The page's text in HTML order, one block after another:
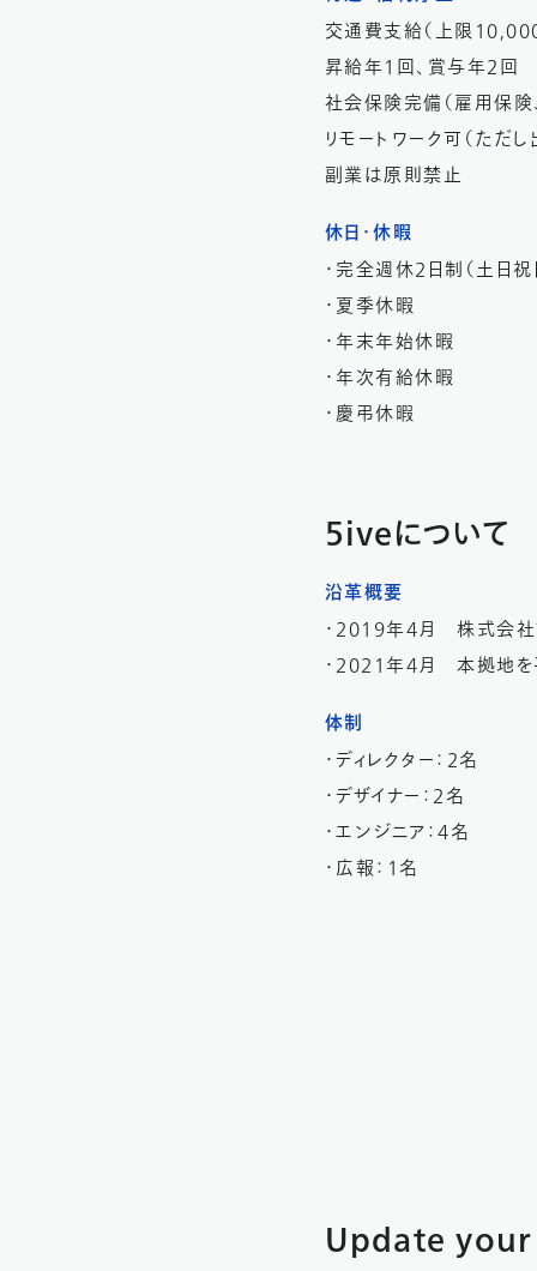
交通費支給（上限
昇給年1回、賞与年2回
社会保険完備（雇用保険
リモートワーク可（ただ
副業は原則禁止
休日・休暇
・完全週休2日制（土日祝
・夏季休暇
・年末年始休暇
・年次有給休暇
・慶弔休暇
5iveについて
沿革概要
・2019年4月 株式会社
・2021年4月 本拠地を
体制
・ディレクター：2名
・デザイナー：2名
・エンジニア：4名
・広報：1名
Update